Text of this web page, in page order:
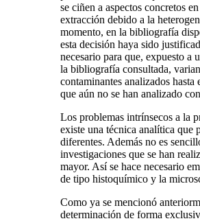
se ciñen a aspectos concretos
extracción debido a la
momento, en la bibliografía
esta decisión haya sido
necesario para que, expuesto a
la bibliografía consultada,
contaminantes analizados
que aún no se han analizado
Los problemas intrínsecos a la
existe una técnica analítica que
diferentes. Además no es
investigaciones que se han
mayor. Así se hace necesario
de tipo histoquímico y la
Como ya se mencionó
determinación de forma